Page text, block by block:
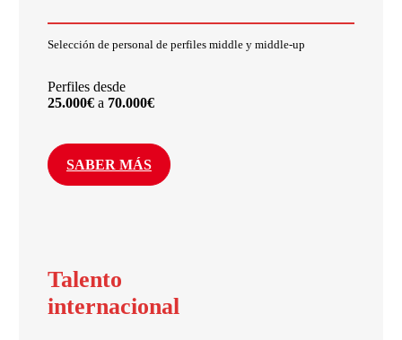
Selección de personal de perfiles middle y middle-up
Perfiles desde
25.000€a 70.000€
SABER MÁS
Talento
internacional